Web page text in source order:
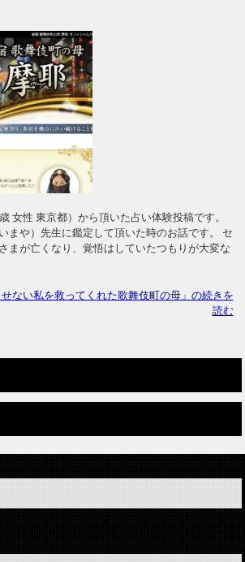
女性 東京都）から頂いた占い体験投稿です。
まや）先生に鑑定して頂いた時のお話です。 セ
まが亡くなり、覚悟はしていたつもりが大変な
せない私を救ってくれた歌舞伎町の母」の続きを
読む